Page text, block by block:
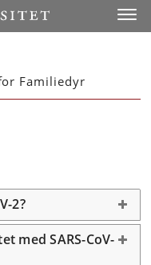
Familiedyr
2?
med SARS-CoV-